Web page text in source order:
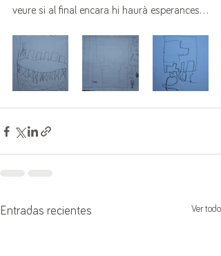
veure si al final encara hi haurà esperances...
Entradas recientes Ver todo